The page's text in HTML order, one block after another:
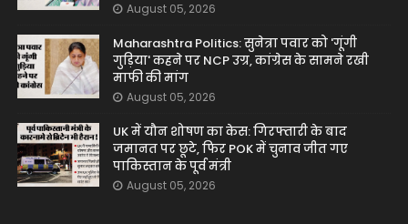
August 05, 2026
Maharashtra Politics: सुनेत्रा पवार को 'गूंगी
गुड़िया' कहने पर NCP उग्र, कांग्रेस के सामने रखी
माफी की मांग
August 05, 2026
UK में यौन शोषण का केस: गिरफ्तारी के बाद
जमानत पर छूटे, फिर POK में चुनाव जीत गए
पाकिस्तान के पूर्व मंत्री
August 05, 2026